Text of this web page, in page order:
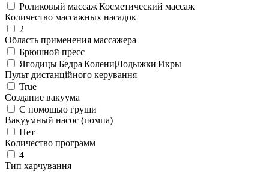
Роликовый массаж|Косметический массаж
Количество массажных насадок
2
Область применения массажера
Брюшной пресс
Ягодицы|Бедра|Колени|Лодыжки|Икры
Пульт дистанційного керування
True
Создание вакуума
С помощью груши
Вакуумный насос (помпа)
Нет
Количество программ
4
Тип харчування